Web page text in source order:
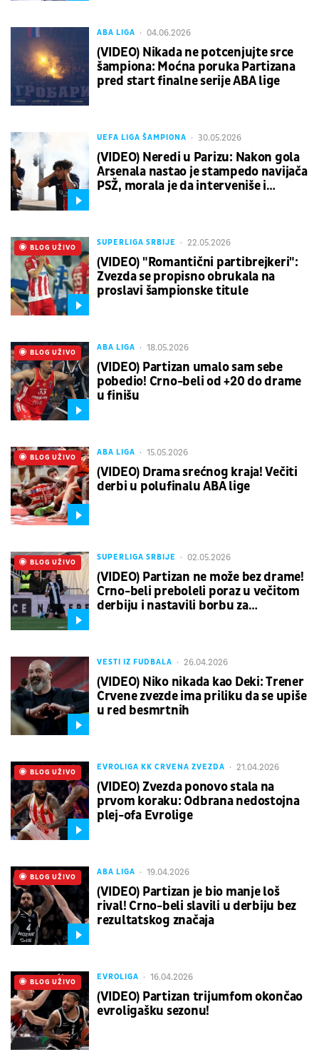
ABA LIGA 04.06.2026
(VIDEO) Nikada ne potcenjujte srce
šampiona: Moćna poruka Partizana
pred start finalne serije ABA lige
UEFA LIGA ŠAMPIONA 30.05.2026
(VIDEO) Neredi u Parizu: Nakon gola
Arsenala nastao je stampedo navijača
PSŽ, morala je da interveniše i
SUPERLIGA SRBIJE 22.05.2026
(VIDEO) "Romantični partibrejkeri":
Zvezda se propisno obrukala na
proslavi šampionske titule
UŽIVO
BLOG UŽIVO
ABA LIGA 18.05.2026
(VIDEO) Partizan umalo sam sebe
pobedio! Crno-beli od +20 do drame
u finišu
UŽIVO
BLOG UŽIVO
ABA LIGA 15.05.2026
(VIDEO) Drama srećnog kraja! Večiti
derbi u polufinalu ABA lige
UŽIVO
BLOG UŽIVO
SUPERLIGA SRBIJE 02.05.2026
(VIDEO) Partizan ne može bez drame!
Crno-beli preboleli poraz u večitom
derbiju i nastavili borbu za
UŽIVO
BLOG UŽIVO
VESTI IZ FUDBALA 26.04.2026
(VIDEO) Niko nikada kao Deki: Trener
Crvene zvezde ima priliku da se upiše
u red besmrtnih
EVROLIGA KK CRVENA ZVEZDA 21.04.2026
(VIDEO) Zvezda ponovo stala na
prvom koraku: Odbrana nedostojna
plej-ofa Evrolige
UŽIVO
BLOG UŽIVO
ABA LIGA 19.04.2026
(VIDEO) Partizan je bio manje loš
rival! Crno-beli slavili u derbiju bez
rezultatskog značaja
UŽIVO
BLOG UŽIVO
EVROLIGA 16.04.2026
(VIDEO) Partizan trijumfom okončao
evroligašku sezonu!
UŽIVO
BLOG UŽIVO